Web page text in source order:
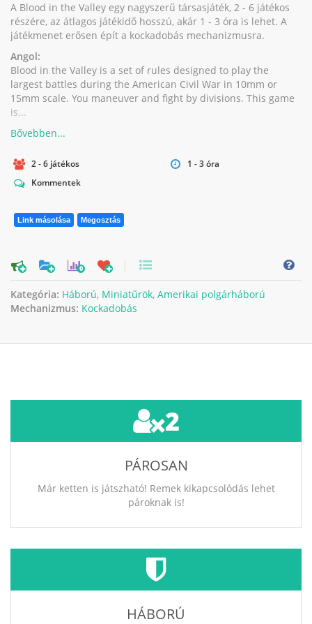
A Blood in the Valley egy nagyszerű társasjáték, 2 - 6 játékos
részére, az átlagos játékidő hosszú, akár 1 - 3 óra is lehet. A
játékmenet erősen épít a kockadobás mechanizmusra.
Angol:
Blood in the Valley is a set of rules designed to play the
largest battles during the American Civil War in 10mm or
15mm scale. You maneuver and fight by divisions. This game
is...
2 - 6 játékos
1 - 3 óra
Kommentek
Link másolása Megosztás
0
Kategória: Háború, Miniatűrök, Amerikai polgárháború
Mechanizmus: Kockadobás
2
PÁROSAN
Már ketten is játszható! Remek kikapcsolódás lehet
pároknak is!
HÁBORÚ